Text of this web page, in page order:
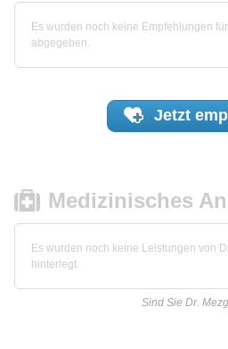
Es wurden noch keine Empfehlungen
abgegeben.
Jetzt
Medizinisches
Es wurden noch keine Leistungen von
hinterlegt.
Sind Sie Dr.